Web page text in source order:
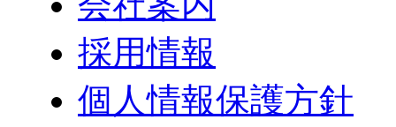
採用情報
個人情報保護方針